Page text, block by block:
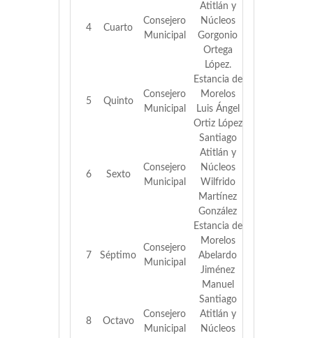
4 Cuarto
Consejero
Municipal
Atitlán y
Núcleos
Gorgonio
Ortega
López.
5 Quinto
Consejero
Municipal
Estancia de
Morelos
Luis Ángel
Ortiz López
6 Sexto
Consejero
Municipal
Santiago
Atitlán y
Núcleos
Wilfrido
Martínez
González
7 Séptimo
Consejero
Municipal
Estancia de
Morelos
Abelardo
Jiménez
Manuel
8 Octavo
Consejero
Municipal
Santiago
Atitlán y
Núcleos